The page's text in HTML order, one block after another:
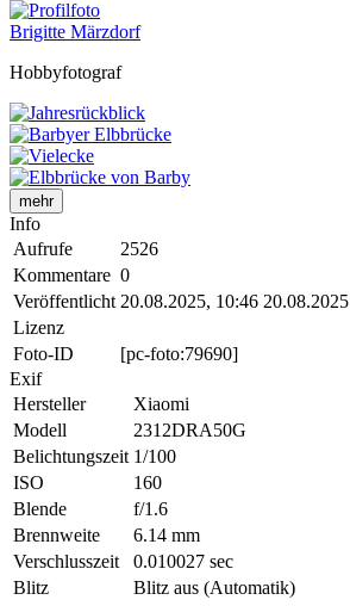
Brigitte Märzdorf
Hobbyfotograf
mehr
Info
Aufrufe
2526
Kommentare 0
Veröffentlicht 20.08.2025, 10:46 20.08.2025
Lizenz
Foto-ID
[pc-foto:79690]
Exif
Hersteller
Xiaomi
Modell
2312DRA50G
Belichtungszeit 1/100
ISO
160
Blende
f/1.6
Brennweite
6.14 mm
Verschlusszeit
0.010027 sec
Blitz
Blitz aus (Automatik)